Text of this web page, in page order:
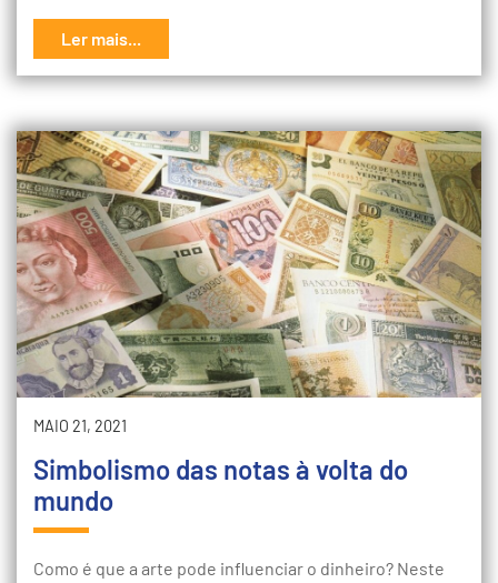
Ler mais...
MAIO 21, 2021
Simbolismo das notas à volta do
mundo
Como é que a arte pode influenciar o dinheiro? Neste